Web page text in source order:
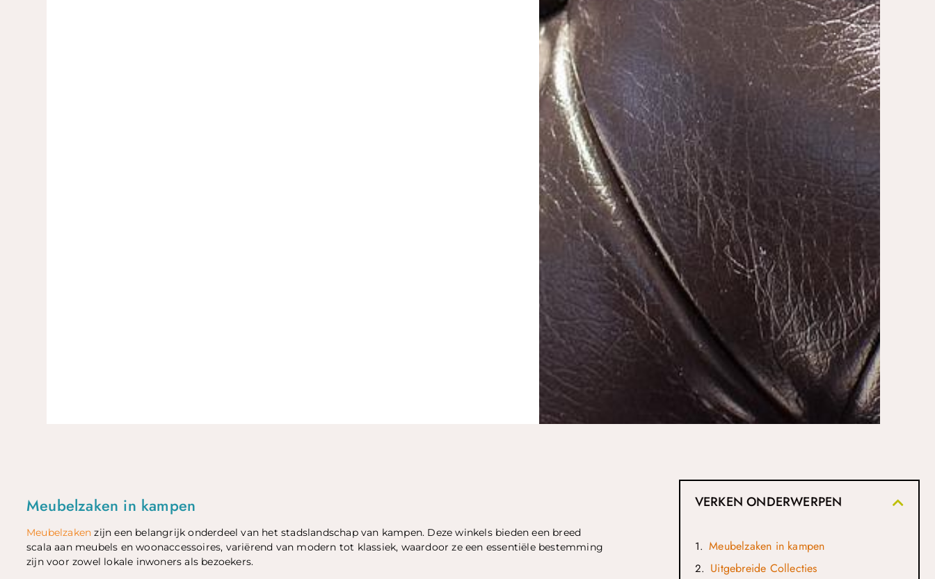
Meubelzaken in kampen
Meubelzaken zijn een belangrijk onderdeel van het stadslandschap van kampen. Deze winkels bieden een breed
scala aan meubels en woonaccessoires, variërend van modern tot klassiek, waardoor ze een essentiële bestemming
zijn voor zowel lokale inwoners als bezoekers.
VERKEN ONDERWERPEN
Meubelzaken in kampen
Uitgebreide Collecties